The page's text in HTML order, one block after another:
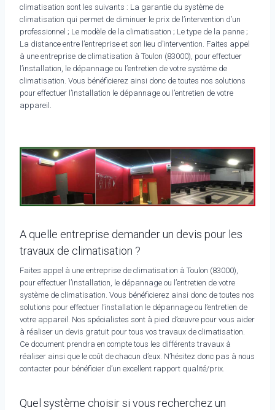
climatisation sont les suivants : La garantie du système de
climatisation qui permet de diminuer le prix de l’intervention d’un
professionnel ; Le modèle de la climatisation ; Le type de la panne ;
La distance entre l’entreprise et son lieu d’intervention. Faites appel
à une entreprise de climatisation à Toulon (83000), pour effectuer
l’installation, le dépannage ou l’entretien de votre système de
climatisation. Vous bénéficierez ainsi donc de toutes nos solutions
pour effectuer l’installation le dépannage ou l’entretien de votre
appareil.
A quelle entreprise demander un devis pour les
travaux de climatisation ?
Faites appel à une entreprise de climatisation à Toulon (83000),
pour effectuer l’installation, le dépannage ou l’entretien de votre
système de climatisation. Vous bénéficierez ainsi donc de toutes nos
solutions pour effectuer l’installation le dépannage ou l’entretien de
votre appareil. Nos spécialistes sont à pied d’œuvre pour vous aider
à réaliser un devis gratuit pour tous vos travaux de climatisation.
Ce document prendra en compte tous les différents travaux à
réaliser ainsi que le coût de chacun d’eux. N’hésitez donc pas à nous
contacter pour bénéficier d’un excellent rapport qualité/prix.
Quel système choisir si vous recherchez un